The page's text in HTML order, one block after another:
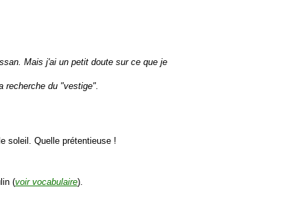
Mais j'ai un petit doute sur ce que je
recherche du "vestige".
soleil. Quelle prétentieuse !
(voir vocabulaire).